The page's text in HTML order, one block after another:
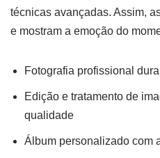
técnicas avançadas. Assim,
e mostram a emoção do
Fotografia profissional
Edição e tratamento de
qualidade
Álbum personalizado com